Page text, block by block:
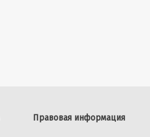
Правовая информация